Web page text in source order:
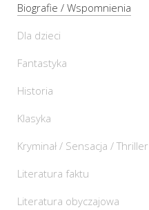
Biografie / Wspomnienia
Dla dzieci
Fantastyka
Historia
Klasyka
Kryminał / Sensacja / Thriller
Literatura faktu
Literatura obyczajowa